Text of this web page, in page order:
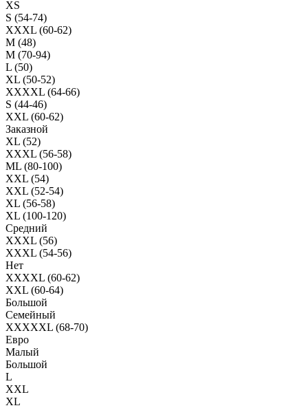
XS
S (54-74)
XXXL (60-62)
M (48)
M (70-94)
L (50)
XL (50-52)
XXXXL (64-66)
S (44-46)
XXL (60-62)
Заказной
XL (52)
XXXL (56-58)
ML (80-100)
XXL (54)
XXL (52-54)
XL (56-58)
XL (100-120)
Средний
XXXL (56)
XXXL (54-56)
Нет
XXXXL (60-62)
XXL (60-64)
Большой
Семейный
XXXXXL (68-70)
Евро
Малый
Большой
L
XXL
XL